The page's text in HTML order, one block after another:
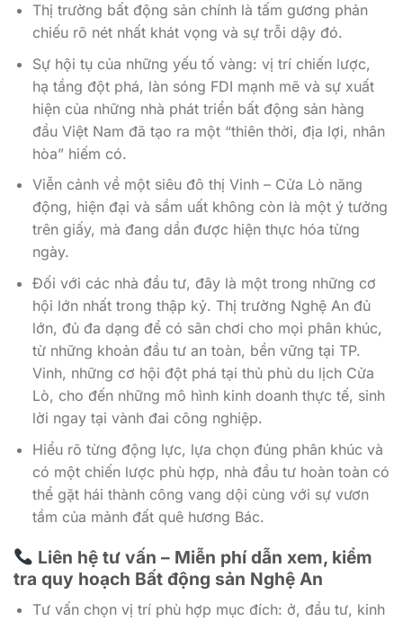
Thị trường bất động sản chính là tấm gương phản
chiếu rõ nét nhất khát vọng và sự trỗi dậy đó.
Sự hội tụ của những yếu tố vàng: vị trí chiến lược,
hạ tầng đột phá, làn sóng FDI mạnh mẽ và sự xuất
hiện của những nhà phát triển bất động sản hàng
đầu Việt Nam đã tạo ra một “thiên thời, địa lợi, nhân
hòa” hiếm có.
Viễn cảnh về một siêu đô thị Vinh – Cửa Lò năng
động, hiện đại và sầm uất không còn là một ý tưởng
trên giấy, mà đang dần được hiện thực hóa từng
ngày.
Đối với các nhà đầu tư, đây là một trong những cơ
hội lớn nhất trong thập kỷ. Thị trường Nghệ An đủ
lớn, đủ đa dạng để có sân chơi cho mọi phân khúc,
từ những khoản đầu tư an toàn, bền vững tại TP.
Vinh, những cơ hội đột phá tại thủ phủ du lịch Cửa
Lò, cho đến những mô hình kinh doanh thực tế, sinh
lời ngay tại vành đai công nghiệp.
Hiểu rõ từng động lực, lựa chọn đúng phân khúc và
có một chiến lược phù hợp, nhà đầu tư hoàn toàn có
thể gặt hái thành công vang dội cùng với sự vươn
tầm của mảnh đất quê hương Bác.
Liên hệ tư vấn – Miễn phí dẫn xem, kiểm
tra quy hoạch Bất động sản Nghệ An
Tư vấn chọn vị trí phù hợp mục đích: ở, đầu tư, kinh